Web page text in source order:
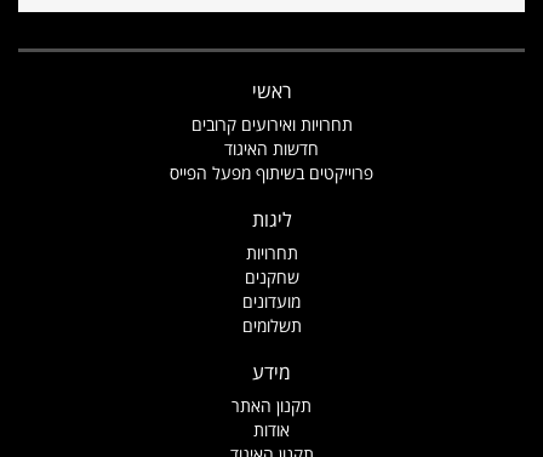
ראשי
תחרויות ואירועים קרובים
חדשות האיגוד
פרוייקטים בשיתוף מפעל הפייס
ליגות
תחרויות
שחקנים
מועדונים
תשלומים
מידע
תקנון האתר
אודות